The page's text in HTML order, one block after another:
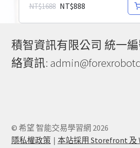
NT$1688 NT$888
積智資訊有限公司 統一編
絡資訊:
© 希望 智能交易學習網 2026
隱私權政策
本站採用 Storefront 及